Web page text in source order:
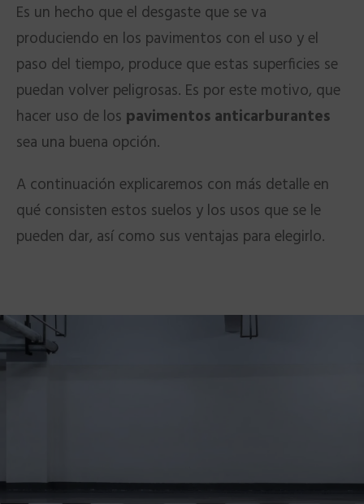
Es un hecho que el desgaste que se va
produciendo en los pavimentos con el uso y el
paso del tiempo, produce que estas superficies se
puedan volver peligrosas. Es por este motivo, que
hacer uso de los pavimentos anticarburantes
sea una buena opción.
A continuación explicaremos con más detalle en
qué consisten estos suelos y los usos que se le
pueden dar, así como sus ventajas para elegirlo.